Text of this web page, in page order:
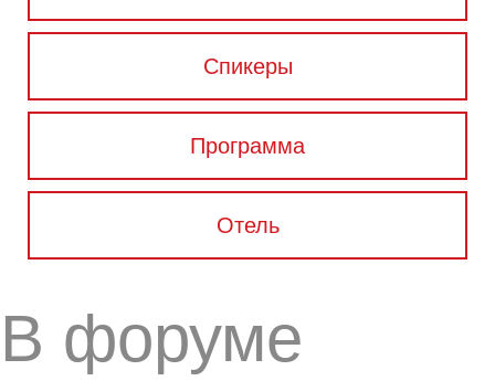
Спикеры
Программа
Отель
В форуме